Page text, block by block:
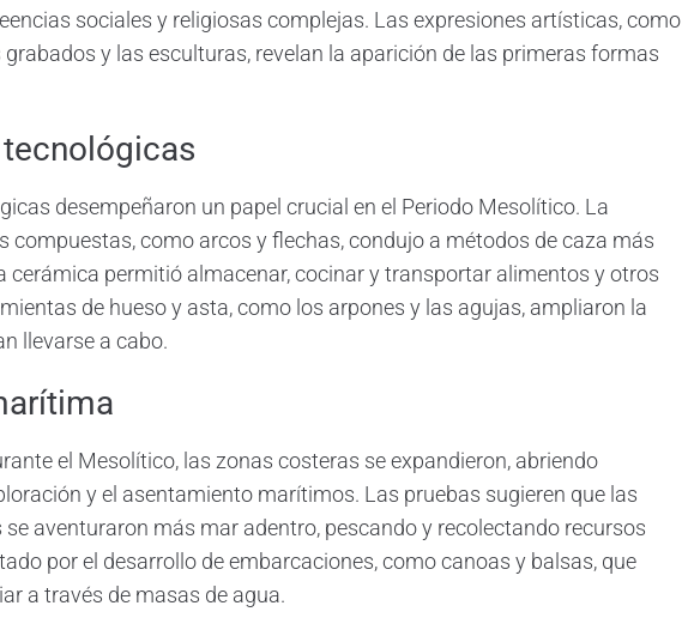
sociales y religiosas complejas. Las expresiones artísticas, como
y las esculturas, revelan la aparición de las primeras formas
desempeñaron un papel crucial en el Periodo Mesolítico. La
compuestas, como arcos y flechas, condujo a métodos de caza más
cerámica permitió almacenar, cocinar y transportar alimentos y otros
de hueso y asta, como los arpones y las agujas, ampliaron la
llevarse a cabo.
el Mesolítico, las zonas costeras se expandieron, abriendo
y el asentamiento marítimos. Las pruebas sugieren que las
aventuraron más mar adentro, pescando y recolectando recursos
por el desarrollo de embarcaciones, como canoas y balsas, que
a través de masas de agua.